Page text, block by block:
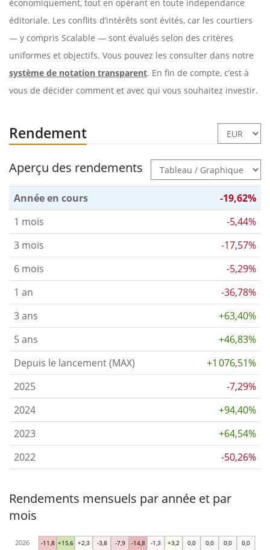
économiquement, tout en opérant en toute indépendance
éditoriale. Les conflits d’intérêts sont évités, car les courtiers
— y compris Scalable — sont évalués selon des critères
uniformes et objectifs. Vous pouvez les consulter dans notre
système de notation transparent. En fin de compte, c’est à
vous de décider comment et avec qui vous souhaitez investir.
Rendement
Aperçu des rendements
Année en cours
-19,62%
1 mois
-5,44%
3 mois
-17,57%
6 mois
-5,29%
1 an
-36,78%
3 ans
+63,40%
5 ans
+46,83%
Depuis le lancement (MAX)
+1 076,51%
2025
-7,29%
2024
+94,40%
2023
+64,54%
2022
-50,26%
Rendements mensuels par année et par
mois
-11,8 +15,6 +2,3 -3,8 -7,9 -14,8 -1,3 +3,2 0,0 0,0 0,0 0,0
2026